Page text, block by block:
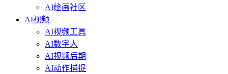
AI绘画社区
AI视频
AI视频工具
AI数字人
AI视频后期
AI动作捕捉